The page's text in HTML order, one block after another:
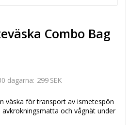
Combo Bag
dagarna 299 SEK
väska för transport av ismetespön
och vågnät under